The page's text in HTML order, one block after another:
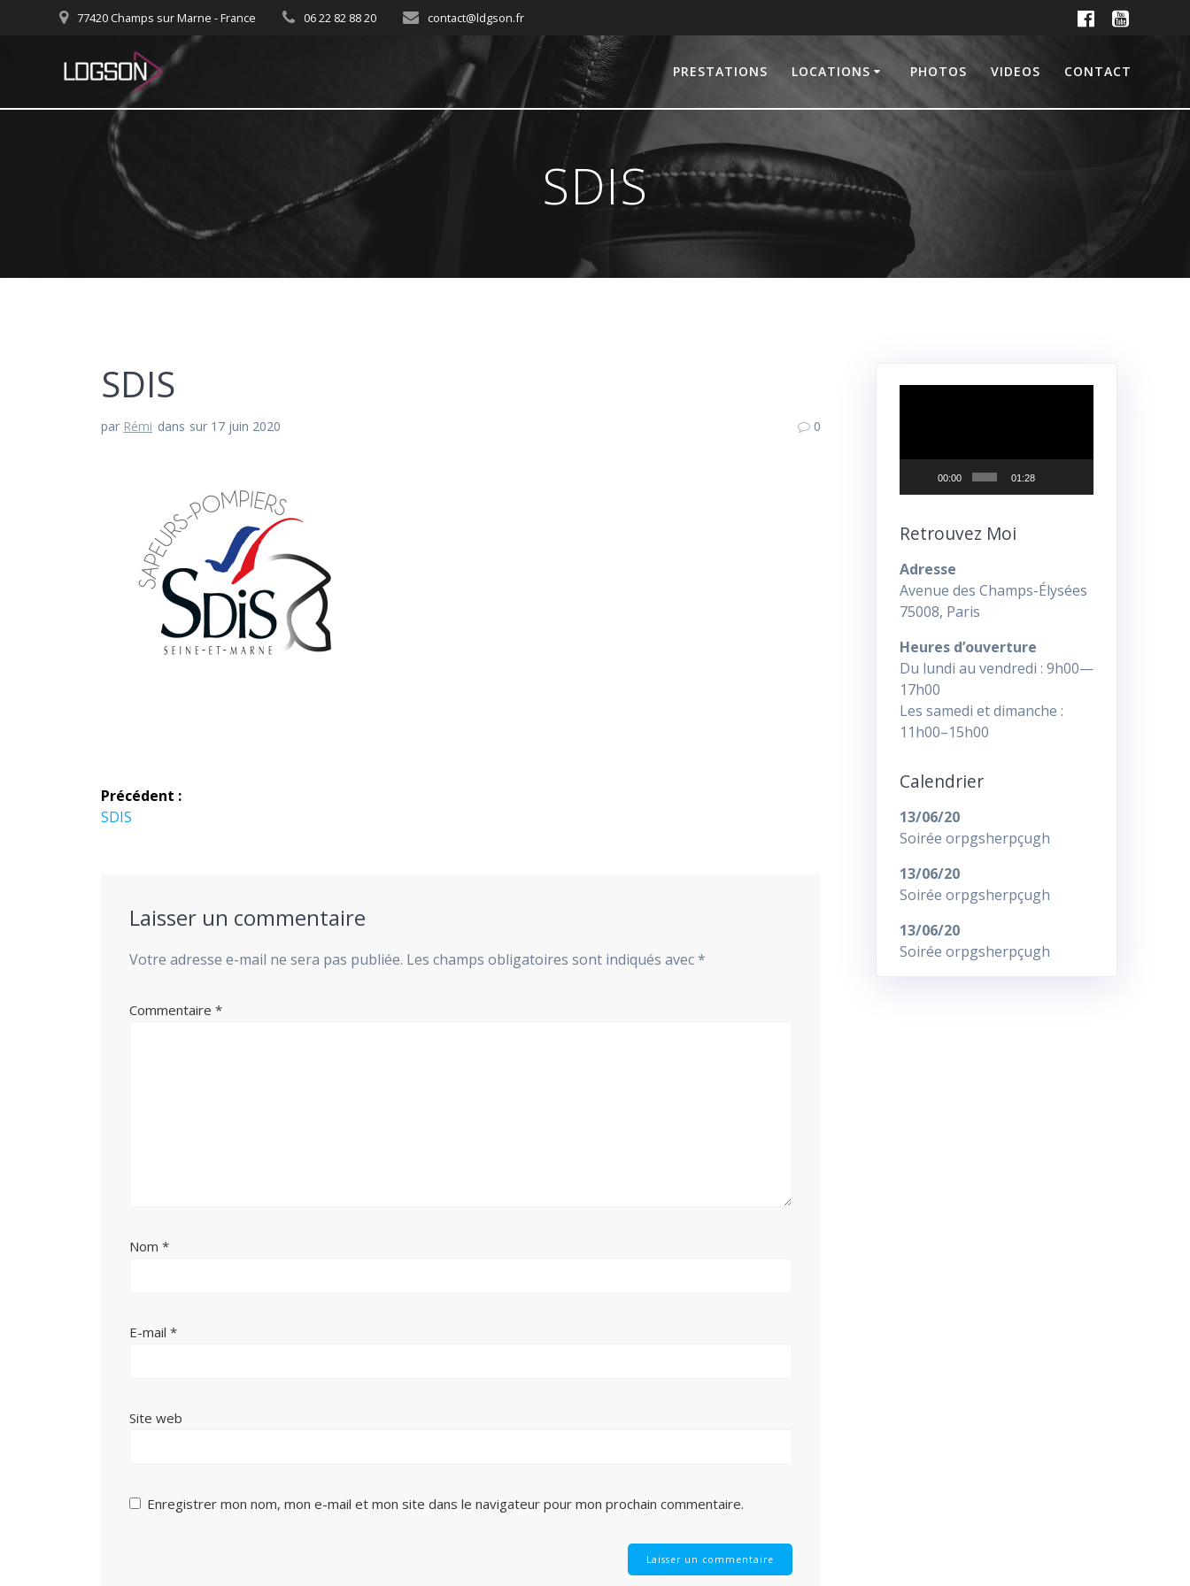
77420 Champs sur Marne - France 06 22 82 88 20 contact@ldgson.fr
PRESTATIONS LOCATIONS PHOTOS VIDEOS CONTACT
SDIS
SDIS
par Rémi dans sur 17 juin 2020 0
Navigation
de
Précédent :
Article
SDIS
Laisser un commentaire
Votre adresse e-mail ne sera pas publiée. Les champs obligatoires sont indiqués avec*
Commentaire*
Nom*
E-mail*
Site web
Enregistrer mon nom, mon e-mail et mon site dans le navigateur pour mon prochain commentaire.
00:00 01:28
Retrouvez Moi
Adresse
Avenue des Champs-Élysées
75008, Paris
Heures d’ouverture
Du lundi au vendredi : 9h00—
17h00
Les samedi et dimanche :
11h00–15h00
Calendrier
13/06/20
Soirée orpgsherpçugh
13/06/20
Soirée orpgsherpçugh
13/06/20
Soirée orpgsherpçugh